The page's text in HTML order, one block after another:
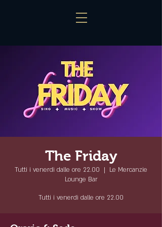
The Friday
Tutti i venerdì dalle ore 22.00
  |
Le Mercanzie
Lounge Bar
Tutti i venerdì dalle ore 22.00